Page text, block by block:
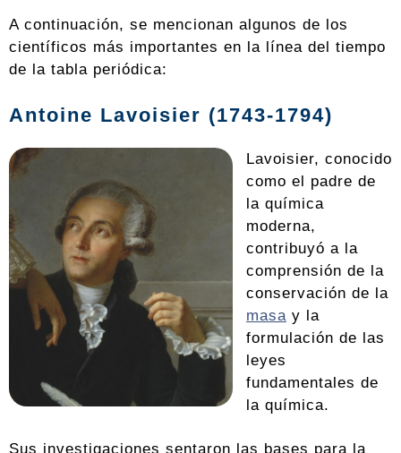
A continuación, se mencionan algunos de los
científicos más importantes en la línea del tiempo
de la tabla periódica:
Antoine Lavoisier (1743-1794)
Lavoisier, conocido
como el padre de
la química
moderna,
contribuyó a la
comprensión de la
conservación de la
masa y la
formulación de las
leyes
fundamentales de
la química.
Sus investigaciones sentaron las bases para la